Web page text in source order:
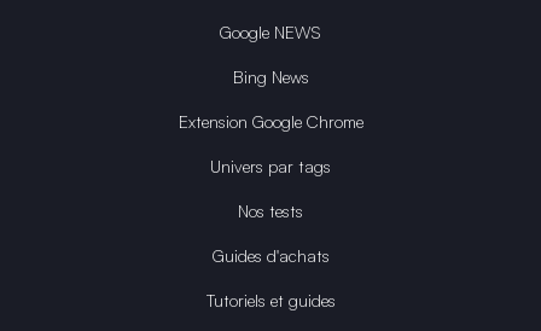
Google NEWS
Bing News
Extension Google Chrome
Univers par tags
Nos tests
Guides d'achats
Tutoriels et guides